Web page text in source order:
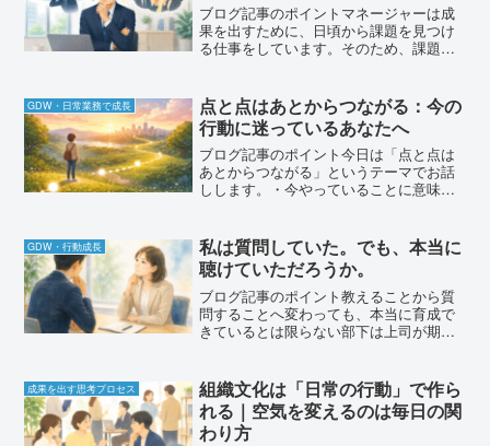
ブログ記事のポイントマネージャーは成
果を出すために、日頃から課題を見つけ
る仕事をしています。そのため、課題ば
持ち込むと、人の可能性を見落としてし
まうことがあります。部下...
GDW・日常業務で成長
点と点はあとからつながる：今の
行動に迷っているあなたへ
ブログ記事のポイント今日は「点と点は
あとからつながる」というテーマでお話
しします。・今やっていることに意味が
でも、あとから振り返ると点はつながっ
ている・だからこそ、今は...
GDW・行動成長
私は質問していた。でも、本当に
聴けていただろうか。
ブログ記事のポイント教えることから質
問することへ変わっても、本当に育成で
きているとは限らない部下は上司が期待
と」は同じではない自分は本当に相手の
話を聴けているのか、一度振...
成果を出す思考プロセス
組織文化は「日常の行動」で作ら
れる｜空気を変えるのは毎日の関
わり方